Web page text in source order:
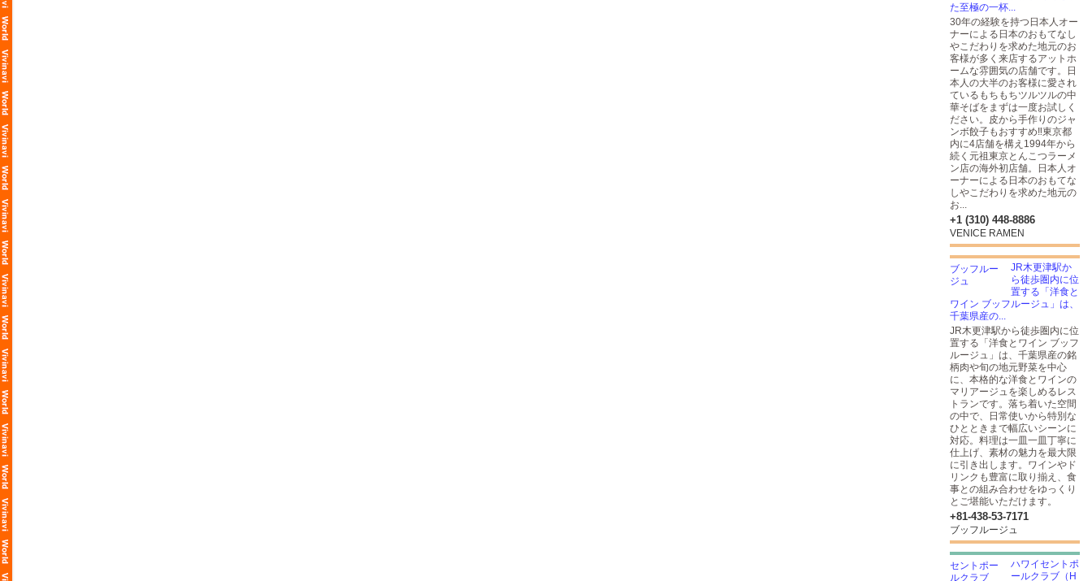
た至極の一杯...
30年の経験を持つ日本人オー
ナーによる日本のおもてなし
やこだわりを求めた地元のお
客様が多く来店するアットホ
ームな雰囲気の店舗です。日
本人の大半のお客様に愛され
ているもちもちツルツルの中
華そばをまずは一度お試しく
ださい。皮から手作りのジャ
ンボ餃子もおすすめ‼︎東京都
内に4店舗を構え1994年から
続く元祖東京とんこつラーメ
ン店の海外初店舗。日本人オ
ーナーによる日本のおもてな
しやこだわりを求めた地元の
お...
+1 (310) 448-8886
VENICE RAMEN
JR木更津駅か
ら徒歩圏内に位
置する「洋食と
ワイン ブッフルージュ」は、
千葉県産の...
JR木更津駅から徒歩圏内に位
置する「洋食とワイン ブッフ
ルージュ」は、千葉県産の銘
柄肉や旬の地元野菜を中心
に、本格的な洋食とワインの
マリアージュを楽しめるレス
トランです。落ち着いた空間
の中で、日常使いから特別な
ひとときまで幅広いシーンに
対応。料理は一皿一皿丁寧に
仕上げ、素材の魅力を最大限
に引き出します。ワインやド
リンクも豊富に取り揃え、食
事との組み合わせをゆっくり
とご堪能いただけます。
+81-438-53-7171
ブッフルージュ
ハワイセントポ
ールクラブ（H